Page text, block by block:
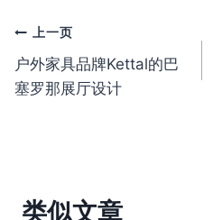
文
章
上一页
户外家具品牌Kettal的巴
塞罗那展厅设计
类似文章